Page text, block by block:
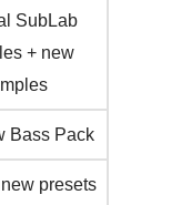
SubLab
+ new
Bass Pack
presets